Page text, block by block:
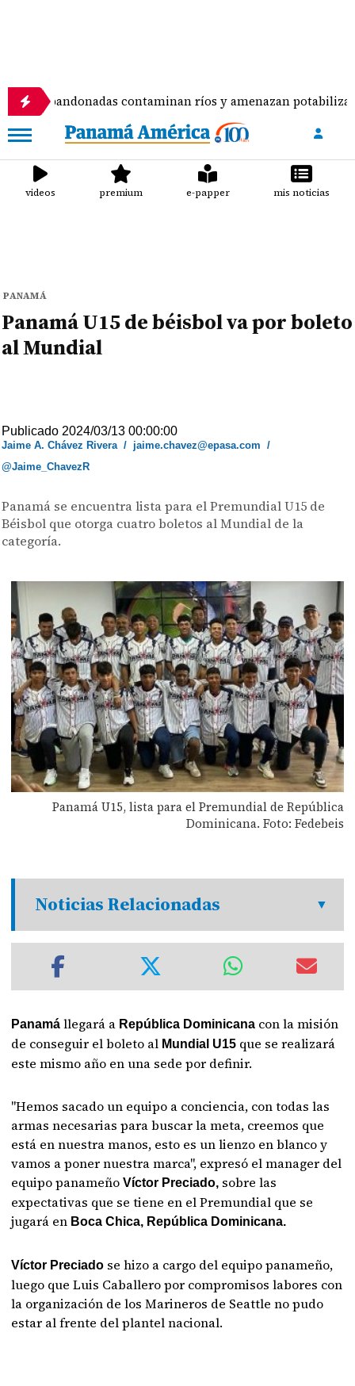
contaminan ríos y amenazan potabilizadora en La
videos premium e-papper mis noticias
PANAMÁ
Panamá U15 de béisbol va por boleto
al Mundial
Publicado 2024/03/13 00:00:00
Jaime A. Chávez Rivera/ jaime.chavez@epasa.com /
@Jaime_ChavezR
Panamá se encuentra lista para el Premundial U15 de
Béisbol que otorga cuatro boletos al Mundial de la
categoría.
Panamá U15, lista para el Premundial de República
Dominicana. Foto: Fedebeis
Noticias Relacionadas
Panamállegará a República Dominicana con la misión
de conseguir el boleto al Mundial U15 que se realizará
este mismo año en una sede por definir.
"Hemos sacado un equipo a conciencia, con todas las
armas necesarias para buscar la meta, creemos que
está en nuestra manos, esto es un lienzo en blanco y
vamos a poner nuestra marca", expresó el manager del
equipo panameñoVíctor Preciado, sobre las
expectativas que se tiene en el Premundial que se
jugará en Boca Chica, República Dominicana.
Víctor Preciado se hizo a cargo del equipo panameño,
luego que Luis Caballero por compromisos labores con
la organización de los Marineros de Seattle no pudo
estar al frente del plantel nacional.